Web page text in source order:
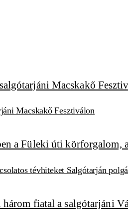
Macskakő Fesztiválon
tévhiteket Salgótarján